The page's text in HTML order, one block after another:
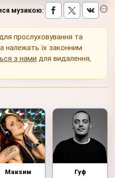
музикою:
прослуховування та
належать їх законним
з нами для видалення,
Макsим Гуф